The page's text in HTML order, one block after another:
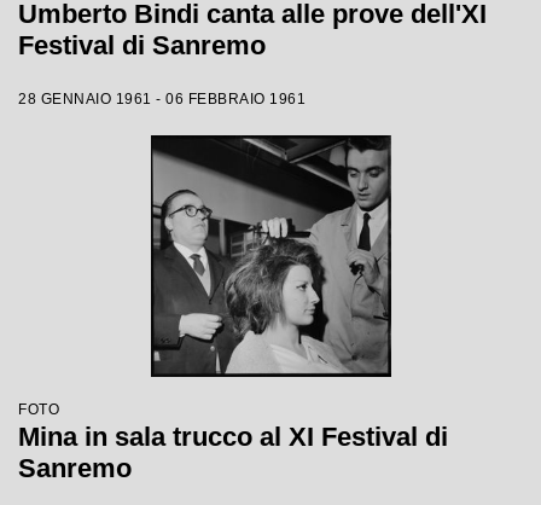
Umberto Bindi canta alle prove dell'XI
Festival di Sanremo
28 GENNAIO 1961 - 06 FEBBRAIO 1961
FOTO
Mina in sala trucco al XI Festival di
Sanremo